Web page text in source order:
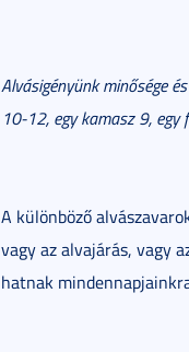
Alvásigényünk minősége
10-12, egy kamasz 9,
A különböző
vagy az alvajárás, vagy
hatnak